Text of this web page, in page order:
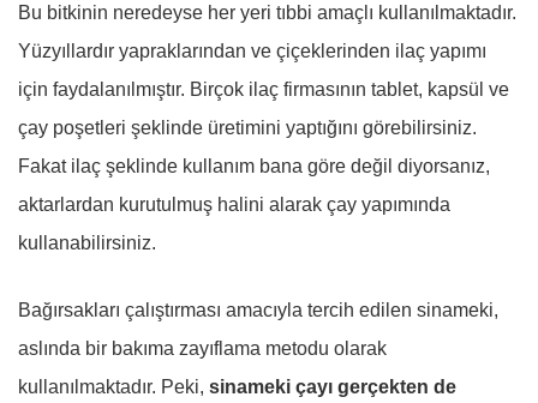
Bu bitkinin neredeyse her yeri tıbbi amaçlı kullanılmaktadır.
Yüzyıllardır yapraklarından ve çiçeklerinden ilaç yapımı
için faydalanılmıştır. Birçok ilaç firmasının tablet, kapsül ve
çay poşetleri şeklinde üretimini yaptığını görebilirsiniz.
Fakat ilaç şeklinde kullanım bana göre değil diyorsanız,
aktarlardan kurutulmuş halini alarak çay yapımında
kullanabilirsiniz.
Bağırsakları çalıştırması amacıyla tercih edilen sinameki,
aslında bir bakıma zayıflama metodu olarak
kullanılmaktadır. Peki, sinameki çayı gerçekten de